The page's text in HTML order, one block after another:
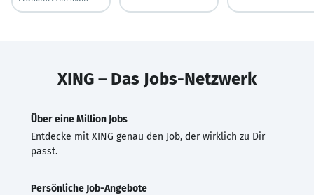
XING – Das Jobs-Netzwerk
Über eine Million Jobs
Entdecke mit XING genau den Job, der wirklich zu Dir
passt.
Persönliche Job-Angebote